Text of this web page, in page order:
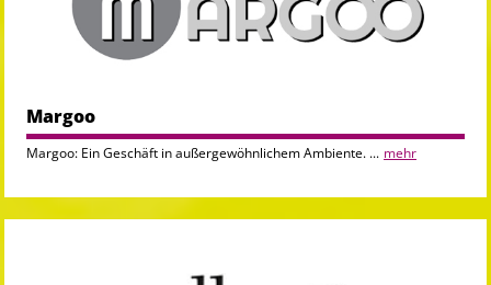
Margoo
Margoo: Ein Geschäft in außergewöhnlichem Ambiente. ... mehr